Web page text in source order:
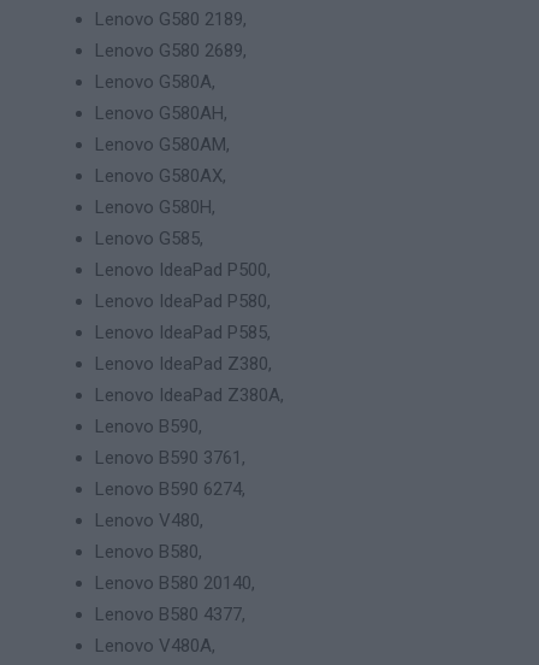
Lenovo G580 2189,
Lenovo G580 2689,
Lenovo G580A,
Lenovo G580AH,
Lenovo G580AM,
Lenovo G580AX,
Lenovo G580H,
Lenovo G585,
Lenovo IdeaPad P500,
Lenovo IdeaPad P580,
Lenovo IdeaPad P585,
Lenovo IdeaPad Z380,
Lenovo IdeaPad Z380A,
Lenovo B590,
Lenovo B590 3761,
Lenovo B590 6274,
Lenovo V480,
Lenovo B580,
Lenovo B580 20140,
Lenovo B580 4377,
Lenovo V480A,